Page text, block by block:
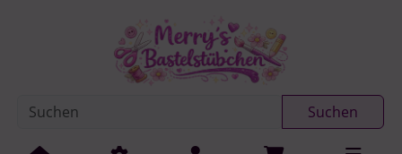
Springe zur Navigation
Suchen